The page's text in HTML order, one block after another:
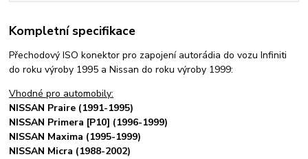
Kompletní specifikace
Přechodový ISO konektor pro zapojení autorádia do vozu Infiniti
do roku výroby 1995 a Nissan do roku výroby 1999:
Vhodné pro automobily:
NISSAN Praire (1991-1995)
NISSAN Primera [P10] (1996-1999)
NISSAN Maxima (1995-1999)
NISSAN Micra (1988-2002)